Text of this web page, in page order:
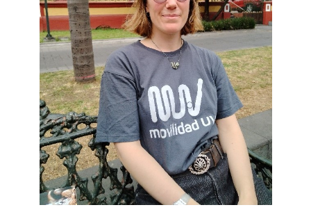
Partenariats
Master-Doctorat
Master en Sciences de l’éducation et de la
formation (ETLV)
Doctorat en Sciences de l’éducation et de la
formation